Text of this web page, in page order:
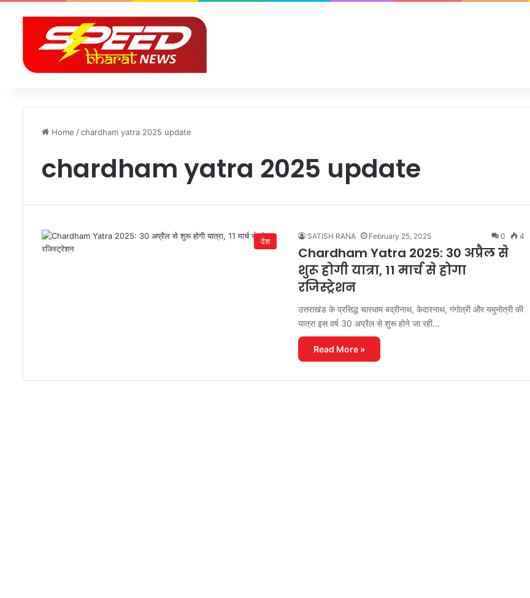
Home /chardham yatra 2025 update
chardham yatra 2025 update
देश
SATISH RANA February 25, 2025 0 4
Chardham Yatra 2025: 30 अप्रैल से
शुरू होगी यात्रा, 11 मार्च से होगा
रजिस्ट्रेशन
उत्तराखंड के प्रसिद्ध चारधाम बद्रीनाथ, केदारनाथ, गंगोत्री और यमुनोत्री की
यात्रा इस वर्ष 30 अप्रैल से शुरू होने जा रही…
Read More »